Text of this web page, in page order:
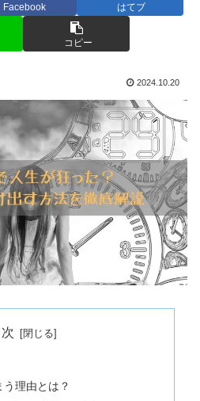
Facebook はてブ
コピー
2024.10.20
次
理由とは？